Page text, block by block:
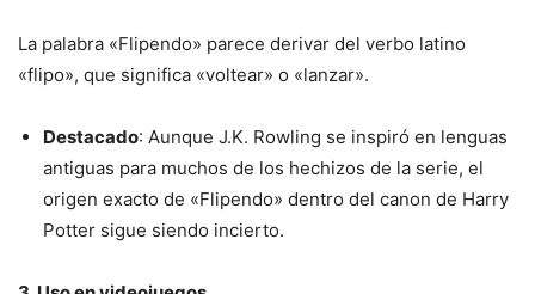
La palabra «Flipendo» parece derivar del verbo latino
«flipo», que significa «voltear» o «lanzar».
Destacado: Aunque J.K. Rowling se inspiró en lenguas
antiguas para muchos de los hechizos de la serie, el
origen exacto de «Flipendo» dentro del canon de Harry
Potter sigue siendo incierto.